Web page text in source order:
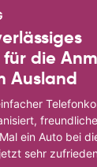
die
Ausland
ein Auto bei
sehr